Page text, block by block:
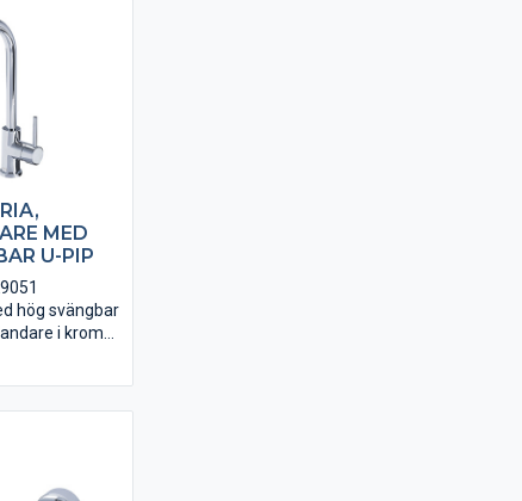
MED
U-PIP
hög svängbar
i krom